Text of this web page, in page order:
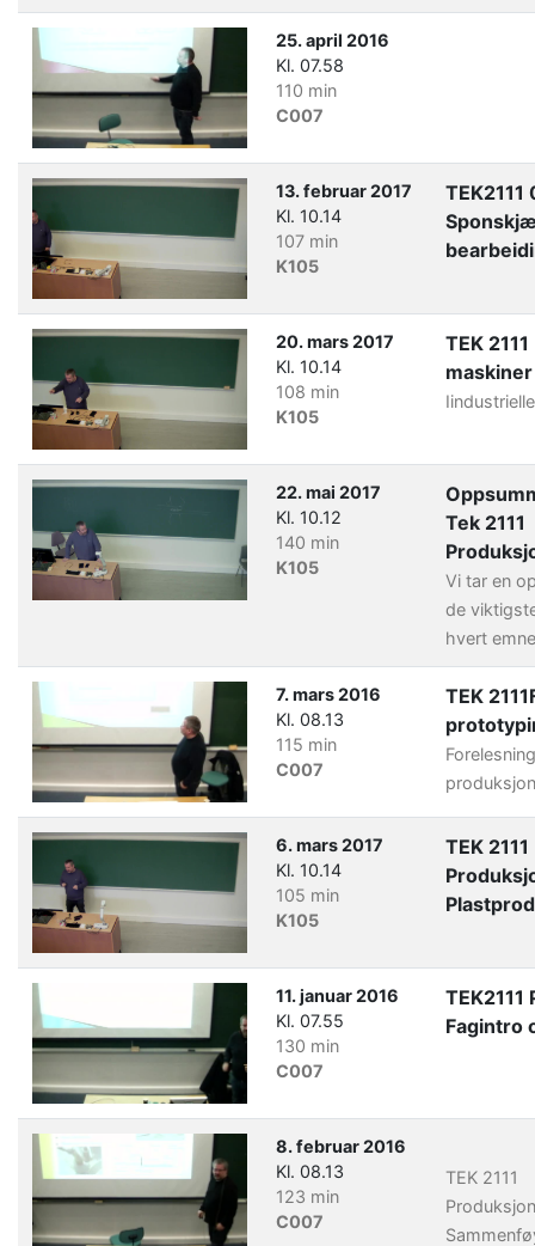
25. april 2016
Kl. 07.58
110 min
C007
13. februar 2017
Kl. 10.14
107 min
K105
TEK2111
20. mars 2017
Kl. 10.14
108 min
K105
TEK
22. mai 2017
Kl. 10.12
140 min
K105
Tek 2111
Vi tar en
de
hvert
7. mars 2016
Kl. 08.13
115 min
C007
TEK
6. mars 2017
Kl. 10.14
105 min
K105
TEK 2111
11. januar 2016
Kl. 07.55
130 min
C007
Fagintro
8. februar 2016
Kl. 08.13
123 min
C007
TEK 2111